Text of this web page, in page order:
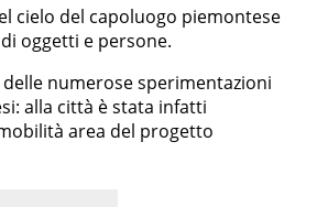
cielo del capoluogo piemontese
oggetti e persone.
numerose sperimentazioni
alla città è stata infatti
area del progetto